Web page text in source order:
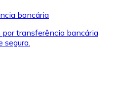
para comprar
bancária
por transferência bancária
segura.